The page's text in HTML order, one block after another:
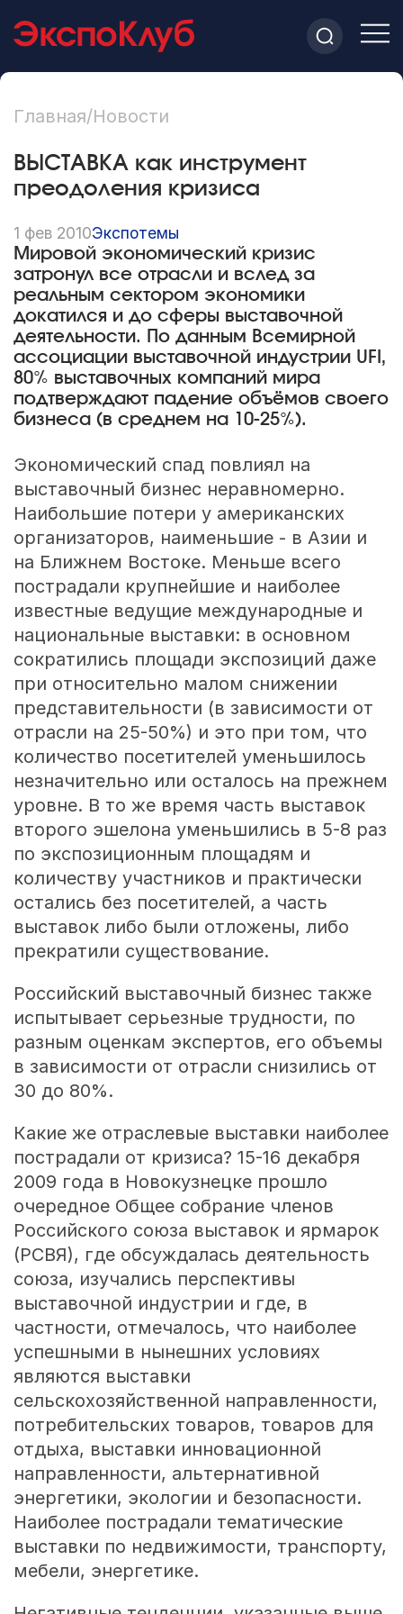
Главная/Новости
ВЫСТАВКА как инструмент
преодоления кризиса
1 фев 2010Экспотемы
Мировой экономический кризис
затронул все отрасли и вслед за
реальным сектором экономики
докатился и до сферы выставочной
деятельности. По данным Всемирной
ассоциации выставочной индустрии UFI,
80% выставочных компаний мира
подтверждают падение объёмов своего
бизнеса (в среднем на 10-25%).
Экономический спад повлиял на
выставочный бизнес неравномерно.
Наибольшие потери у американских
организаторов, наименьшие - в Азии и
на Ближнем Востоке. Меньше всего
пострадали крупнейшие и наиболее
известные ведущие международные и
национальные выставки: в основном
сократились площади экспозиций даже
при относительно малом снижении
представительности (в зависимости от
отрасли на 25-50%) и это при том, что
количество посетителей уменьшилось
незначительно или осталось на прежнем
уровне. В то же время часть выставок
второго эшелона уменьшились в 5-8 раз
по экспозиционным площадям и
количеству участников и практически
остались без посетителей, а часть
выставок либо были отложены, либо
прекратили существование.
Российский выставочный бизнес также
испытывает серьезные трудности, по
разным оценкам экспертов, его объемы
в зависимости от отрасли снизились от
30 до 80%.
Какие же отраслевые выставки наиболее
пострадали от кризиса? 15-16 декабря
2009 года в Новокузнецке прошло
очередное Общее собрание членов
Российского союза выставок и ярмарок
(РСВЯ), где обсуждалась деятельность
союза, изучались перспективы
выставочной индустрии и где, в
частности, отмечалось, что наиболее
успешными в нынешних условиях
являются выставки
сельскохозяйственной направленности,
потребительских товаров, товаров для
отдыха, выставки инновационной
направленности, альтернативной
энергетики, экологии и безопасности.
Наиболее пострадали тематические
выставки по недвижимости, транспорту,
мебели, энергетике.